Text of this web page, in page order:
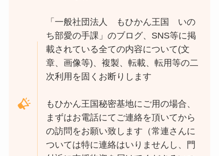
「一般社団法人 もひかん王国 いの
ち部愛の手課」のブログ、SNS等に掲
載されている全ての内容について(文
章、画像等)、複製、転載、転用等の二
次利用を固くお断りします
もひかん王国秘密基地にご用の場合、
まずはお電話にてご連絡を頂いてから
の訪問をお願い致します（常連さんに
ついては特に連絡はいりませんし、門